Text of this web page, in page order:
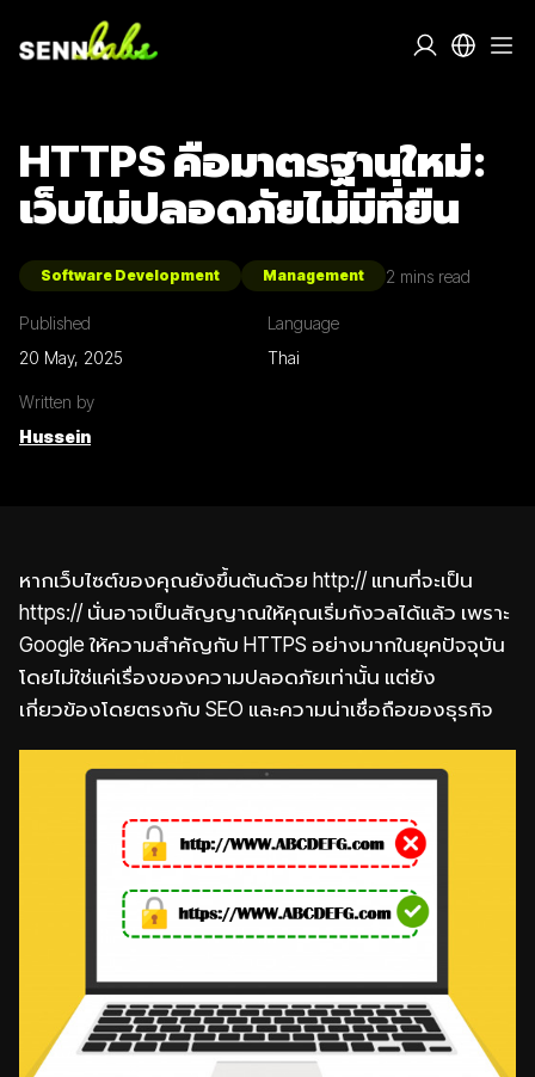
HTTPS คือมาตรฐานใหม่:
เว็บไม่ปลอดภัยไม่มีที่ยืน
Software Development Management 2 mins read
Published
20 May, 2025
Language
Thai
Written by
Hussein
หากเว็บไซต์ของคุณยังขึ้นต้นด้วย http:// แทนที่จะเป็น
https:// นั่นอาจเป็นสัญญาณให้คุณเริ่มกังวลได้แล้ว เพราะ
Google ให้ความสำคัญกับ HTTPS อย่างมากในยุคปัจจุบัน
โดยไม่ใช่แค่เรื่องของความปลอดภัยเท่านั้น แต่ยัง
เกี่ยวข้องโดยตรงกับ SEO และความน่าเชื่อถือของธุรกิจ